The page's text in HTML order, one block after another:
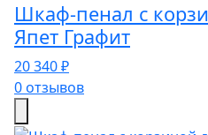
Шкаф-пенал с
Япет Графит
20 340 ₽
0 отзывов